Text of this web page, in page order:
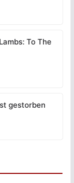
To The
gestorben